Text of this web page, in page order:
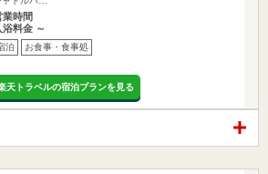
業時間
浴料金 ～
泊 お食事・食事処
天トラベルの宿泊プランを見る